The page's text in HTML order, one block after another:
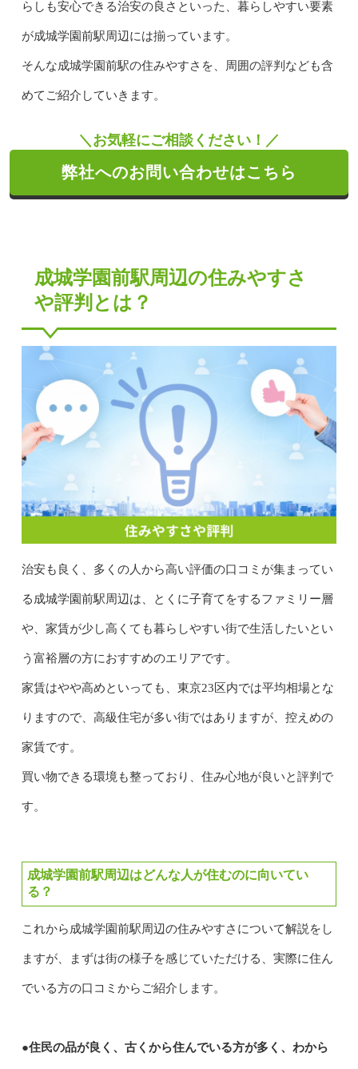
らしも安心できる治安の良さといった、暮らしやすい要素
が成城学園前駅周辺には揃っています。
そんな成城学園前駅の住みやすさを、周囲の評判なども含
めてご紹介していきます。
＼お気軽にご相談ください！／
弊社へのお問い合わせはこちら
成城学園前駅周辺の住みやすさ
や評判とは？
治安も良く、多くの人から高い評価の口コミが集まってい
る成城学園前駅周辺は、とくに子育てをするファミリー層
や、家賃が少し高くても暮らしやすい街で生活したいとい
う富裕層の方におすすめのエリアです。
家賃はやや高めといっても、東京23区内では平均相場とな
りますので、高級住宅が多い街ではありますが、控えめの
家賃です。
買い物できる環境も整っており、住み心地が良いと評判で
す。
成城学園前駅周辺はどんな人が住むのに向いてい
る？
これから成城学園前駅周辺の住みやすさについて解説をし
ますが、まずは街の様子を感じていただける、実際に住ん
でいる方の口コミからご紹介します。
●住民の品が良く、古くから住んでいる方が多く、わから